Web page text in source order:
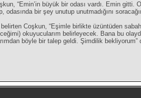
“Emin’in büyük bir odası vardı. Emin
bir şey unutup unutmadığını
belirten Coşkun, “Eşimle birlikte üzüntüden
okuyucularım belirleyecek. Bana bu
böyle bir talep geldi. Şimdilik bekliyorum”